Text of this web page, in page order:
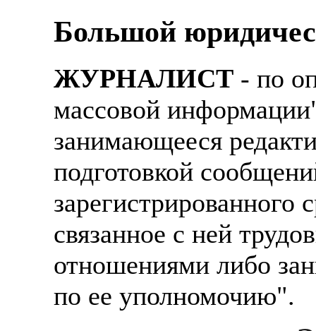
Большой
ЖУРНАЛИСТ - по
массовой
занимающееся
подготовкой
зарегистрированного
связанное с ней
отношениями либо
по ее уполномочию".